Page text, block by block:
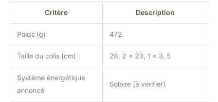
Critère Description
Poids (g) 472
Taille du colis (cm) 28, 2 x 23, 1 x 3, 5
Système énergétique
annoncé
Solaire (à vérifier)